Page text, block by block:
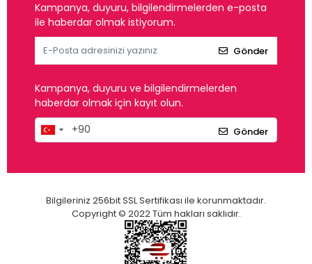
Kampanya, duyuru, bilgilendirmelerden e-posta
ile haberdar olmak istiyorum.
Gönder
Kampanya, duyuru ve bilgilendirmelerden
haberdar olmak için kayıt olun.
Gönder
Bilgileriniz 256bit SSL Sertifikası ile korunmaktadır.
Copyright © 2022 Tüm hakları saklıdır.